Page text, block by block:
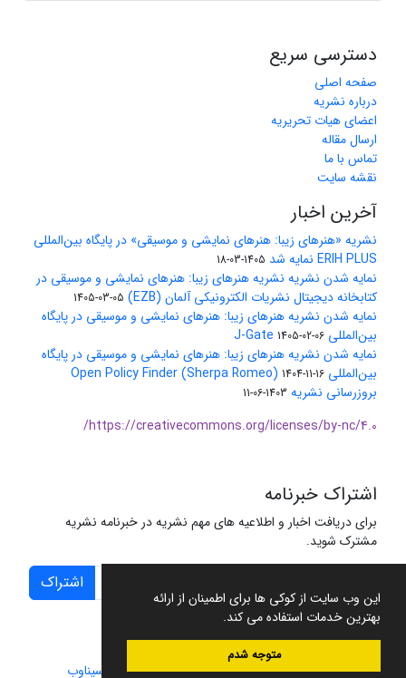
این وب سایت از کوکی ها برای اطمینان از ارائه
بهترین خدمات استفاده می کند.
متوجه شدم
دسترسی سریع
صفحه اصلی
درباره نشریه
اعضای هیات تحریریه
ارسال مقاله
تماس با ما
نقشه سایت
آخرین اخبار
نشریه «هنرهای زیبا: هنرهای نمایشی و موسیقی» در پایگاه بین‌المللی
ERIH PLUS نمایه شد
1405-03-18
نمایه شدن نشریه نشریه هنرهای زیبا: هنرهای نمایشی و موسیقی در
کتابخانه دیجیتال نشریات الکترونیکی آلمان (EZB)
1405-03-05
نمایه شدن نشریه هنرهای زیبا: هنرهای نمایشی و موسیقی در پایگاه
بین‌المللی J-Gate 1405-02-06
نمایه شدن نشریه هنرهای زیبا: هنرهای نمایشی و موسیقی در پایگاه
بین‌المللی Open Policy Finder (Sherpa Romeo) 1404-11-16
بروزرسانی نشریه 1403-06-11
https://creativecommons.org/licenses/by-nc/4.0/
اشتراک خبرنامه
برای دریافت اخبار و اطلاعیه های مهم نشریه در خبرنامه نشریه
مشترک شوید.
اشتراک
سامانه مدیریت نشریات علمی.طراحی و پیاده سازی از سیناوب